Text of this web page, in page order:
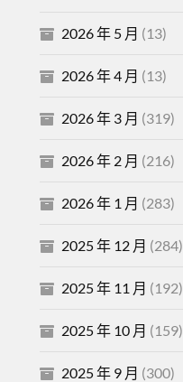
2026 年 5 月 (13)
2026 年 4 月 (13)
2026 年 3 月 (319)
2026 年 2 月 (216)
2026 年 1 月 (283)
2025 年 12 月 (284)
2025 年 11 月 (192)
2025 年 10 月 (159)
2025 年 9 月 (300)